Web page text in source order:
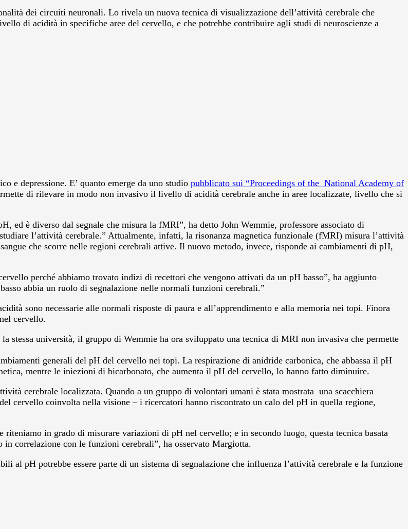
dei circuiti neuronali. Lo rivela un nuova tecnica di visualizzazione dell’attività cerebrale che
di acidità in specifiche aree del cervello, e che potrebbe contribuire agli studi di neuroscienze a
e depressione. E’ quanto emerge da uno studio pubblicato sui “Proceedings of the National Academy of
di rilevare in modo non invasivo il livello di acidità cerebrale anche in aree localizzate, livello che si
ed è diverso dal segnale che misura la fMRI”, ha detto John Wemmie, professore associato di
l’attività cerebrale.” Attualmente, infatti, la risonanza magnetica funzionale (fMRI) misura l’attività
che scorre nelle regioni cerebrali attive. Il nuovo metodo, invece, risponde ai cambiamenti di pH,
perché abbiamo trovato indizi di recettori che vengono attivati da un pH basso”, ha aggiunto
abbia un ruolo di segnalazione nelle normali funzioni cerebrali.”
sono necessarie alle normali risposte di paura e all’apprendimento e alla memoria nei topi. Finora
cervello.
stessa università, il gruppo di Wemmie ha ora sviluppato una tecnica di MRI non invasiva che permette
generali del pH del cervello nei topi. La respirazione di anidride carbonica, che abbassa il pH
mentre le iniezioni di bicarbonato, che aumenta il pH del cervello, lo hanno fatto diminuire.
cerebrale localizzata. Quando a un gruppo di volontari umani è stata mostrata una scacchiera
cervello coinvolta nella visione – i ricercatori hanno riscontrato un calo del pH in quella regione,
in grado di misurare variazioni di pH nel cervello; e in secondo luogo, questa tecnica basata
correlazione con le funzioni cerebrali”, ha osservato Margiotta.
al pH potrebbe essere parte di un sistema di segnalazione che influenza l’attività cerebrale e la funzione